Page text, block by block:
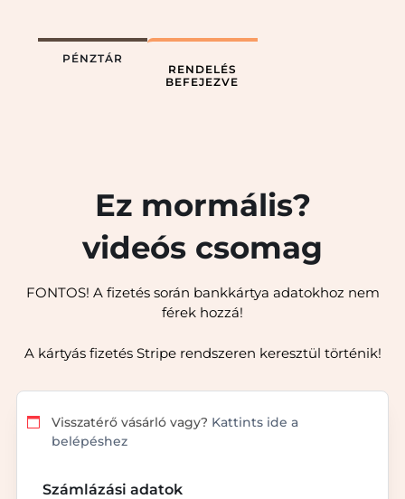
PÉNZTÁR
RENDELÉS
BEFEJEZVE
Ez mormális?
videós csomag
FONTOS! A fizetés során bankkártya adatokhoz nem
férek hozzá!
A kártyás fizetés Stripe rendszeren keresztül történik!
Visszatérő vásárló vagy? Kattints ide a
belépéshez
Számlázási adatok